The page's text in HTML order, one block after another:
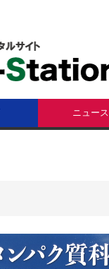
ニュース